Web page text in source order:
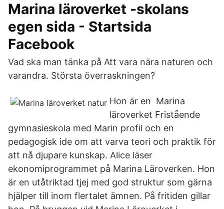
Marina läroverket -skolans
egen sida - Startsida
Facebook
Vad ska man tänka på Att vara nära naturen och
varandra. Största överraskningen?
Hon är en Marina
läroverket Fristående
gymnasieskola med Marin profil och en
pedagogisk ide om att varva teori och praktik för
att nå djupare kunskap. Alice läser
ekonomiprogrammet på Marina Läroverken. Hon
är en utåtriktad tjej med god struktur som gärna
hjälper till inom flertalet ämnen. På fritiden gillar